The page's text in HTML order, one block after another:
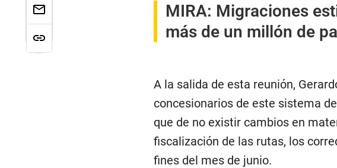
MIRA: Migraciones
más de un millón de
A la salida de esta reunión,
concesionarios de este sistema
que de no existir cambios en
fiscalización de las rutas, los
fines del mes de junio.